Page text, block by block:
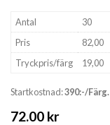
Antal 30
Pris
82,00
Tryckpris/färg
19,00
Startkostnad:390:-/Färg.
72.00 kr